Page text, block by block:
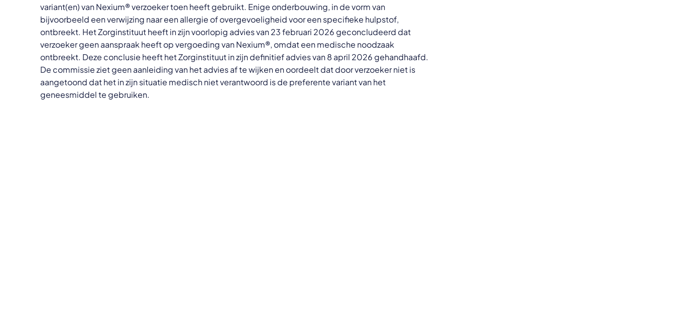
variant(en) van Nexium® verzoeker toen heeft gebruikt. Enige onderbouwing, in de vorm van
bijvoorbeeld een verwijzing naar een allergie of overgevoeligheid voor een specifieke hulpstof,
ontbreekt. Het Zorginstituut heeft in zijn voorlopig advies van 23 februari 2026 geconcludeerd dat
verzoeker geen aanspraak heeft op vergoeding van Nexium®, omdat een medische noodzaak
ontbreekt. Deze conclusie heeft het Zorginstituut in zijn definitief advies van 8 april 2026 gehandhaafd.
De commissie ziet geen aanleiding van het advies af te wijken en oordeelt dat door verzoeker niet is
aangetoond dat het in zijn situatie medisch niet verantwoord is de preferente variant van het
geneesmiddel te gebruiken.